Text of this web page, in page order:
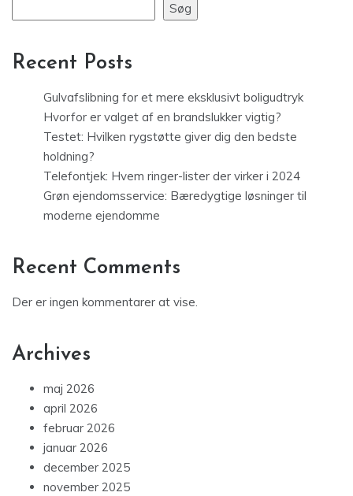
Søg
Recent Posts
Gulvafslibning for et mere eksklusivt boligudtryk
Hvorfor er valget af en brandslukker vigtig?
Testet: Hvilken rygstøtte giver dig den bedste
holdning?
Telefontjek: Hvem ringer-lister der virker i 2024
Grøn ejendomsservice: Bæredygtige løsninger til
moderne ejendomme
Recent Comments
Der er ingen kommentarer at vise.
Archives
maj 2026
april 2026
februar 2026
januar 2026
december 2025
november 2025